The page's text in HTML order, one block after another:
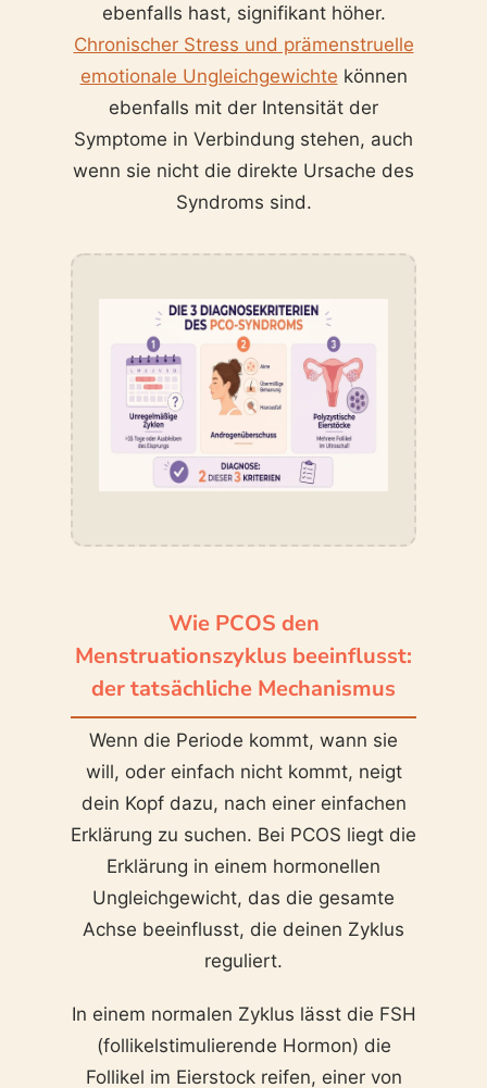
ebenfalls hast, signifikant höher.
Chronischer Stress und prämenstruelle
emotionale Ungleichgewichte können
ebenfalls mit der Intensität der
Symptome in Verbindung stehen, auch
wenn sie nicht die direkte Ursache des
Syndroms sind.
Wie PCOS den
Menstruationszyklus beeinflusst:
der tatsächliche Mechanismus
Wenn die Periode kommt, wann sie
will, oder einfach nicht kommt, neigt
dein Kopf dazu, nach einer einfachen
Erklärung zu suchen. Bei PCOS liegt die
Erklärung in einem hormonellen
Ungleichgewicht, das die gesamte
Achse beeinflusst, die deinen Zyklus
reguliert.
In einem normalen Zyklus lässt die FSH
(follikelstimulierende Hormon) die
Follikel im Eierstock reifen, einer von